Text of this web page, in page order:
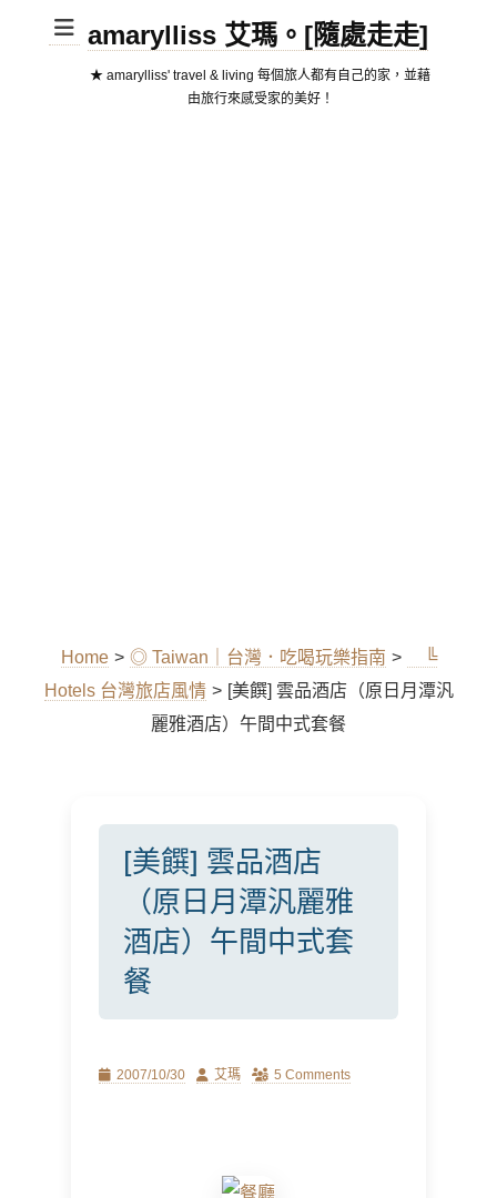
amarylliss 艾瑪。[隨處走走]
★ amarylliss' travel & living 每個旅人都有自己的家，並藉
由旅行來感受家的美好！
Home > ◎ Taiwan｜台灣．吃喝玩樂指南 >
╚
Hotels 台灣旅店風情 > [美饌] 雲品酒店（原日月潭汎
麗雅酒店）午間中式套餐
[美饌] 雲品酒店
（原日月潭汎麗雅
酒店）午間中式套
餐
Posted
2007/10/30 Author
艾瑪 5 Comments